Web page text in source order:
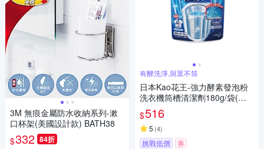
3M 無痕金屬防水收納系列-漱
口杯架(美國設計款) BATH38
$332 84折
有酵洗淨,與眾不筒
日本Kao花王-強力酵素發泡粉
洗衣機筒槽清潔劑180g/袋(適
用於直立式洗衣機)
$516
5 (4)
挑戰低價 券